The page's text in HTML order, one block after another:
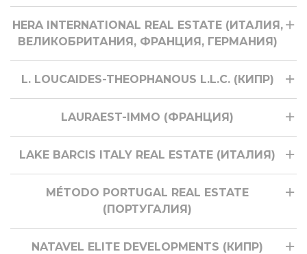
HERA INTERNATIONAL REAL ESTATE (ИТАЛИЯ,
ВЕЛИКОБРИТАНИЯ, ФРАНЦИЯ, ГЕРМАНИЯ)
L. LOUCAIDES-THEOPHANOUS L.L.C. (КИПР)
LAURAEST-IMMO (ФРАНЦИЯ)
LAKE BARCIS ITALY REAL ESTATE (ИТАЛИЯ)
MÉTODO PORTUGAL REAL ESTATE
(ПОРТУГАЛИЯ)
NATAVEL ELITE DEVELOPMENTS (КИПР)